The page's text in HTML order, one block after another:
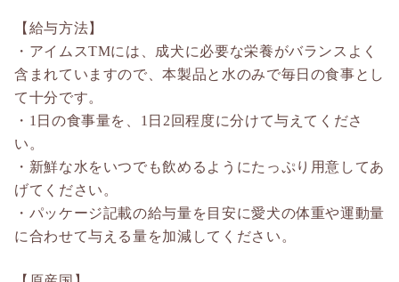
【給与方法】
・アイムスTMには、成犬に必要な栄養がバランスよく
含まれていますので、本製品と水のみで毎日の食事とし
て十分です。
・1日の食事量を、1日2回程度に分けて与えてくださ
い。
・新鮮な水をいつでも飲めるようにたっぷり用意してあ
げてください。
・パッケージ記載の給与量を目安に愛犬の体重や運動量
に合わせて与える量を加減してください。